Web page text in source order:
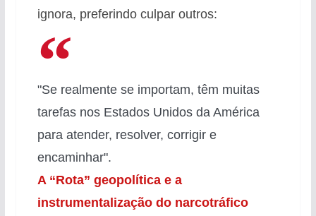
ignora, preferindo culpar outros:
"Se realmente se importam, têm muitas
tarefas nos Estados Unidos da América
para atender, resolver, corrigir e
encaminhar".
A “Rota” geopolítica e a
instrumentalização do narcotráfico